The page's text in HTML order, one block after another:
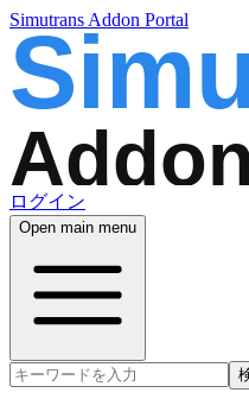
Simutrans Addon Portal
ログイン
Open main menu